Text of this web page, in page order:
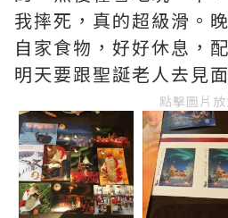
我摔死，真的超級滑。
自家食物，好好休息，
明天要跟聖誕老人去見面
點擊圖片放